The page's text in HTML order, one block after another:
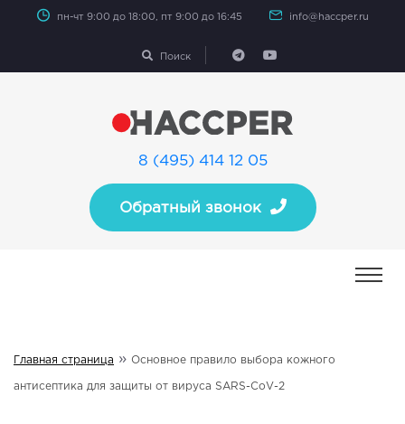
пн-чт 9:00 до 18:00, пт 9:00 до 16:45 info@haccper.ru
Поиск
8 (495) 414 12 05
Обратный звонок
Главная страница » Основное правило выбора кожного
антисептика для защиты от вируса SARS-CoV-2